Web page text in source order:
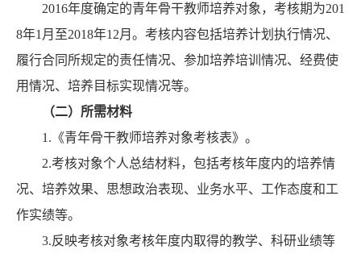
2016年度确定的青年骨干教师培养对象，考核期为201
8年1月至2018年12月。考核内容包括培养计划执行情况、
履行合同所规定的责任情况、参加培养培训情况、经费使
用情况、培养目标实现情况等。
（二）所需材料
1.《青年骨干教师培养对象考核表》。
2.考核对象个人总结材料，包括考核年度内的培养情
况、培养效果、思想政治表现、业务水平、工作态度和工
作实绩等。
3.反映考核对象考核年度内取得的教学、科研业绩等